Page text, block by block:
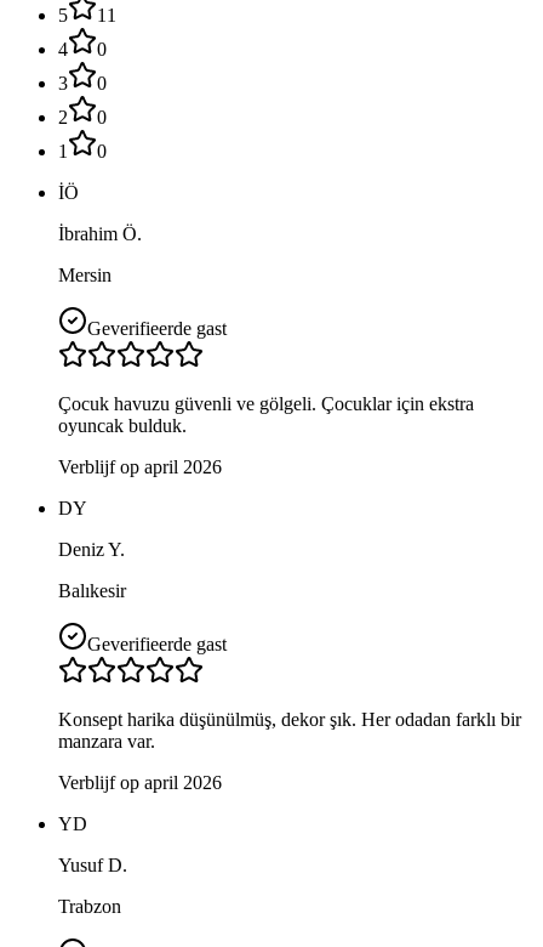
5
11
4
0
3
0
2
0
1
0
İÖ
İbrahim Ö.
Mersin
Geverifieerde gast
Çocuk havuzu güvenli ve gölgeli. Çocuklar için ekstra
oyuncak bulduk.
Verblijf op april 2026
DY
Deniz Y.
Balıkesir
Geverifieerde gast
Konsept harika düşünülmüş, dekor şık. Her odadan farklı bir
manzara var.
Verblijf op april 2026
YD
Yusuf D.
Trabzon